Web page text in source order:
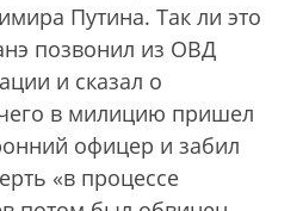
Путина. Так ли это
позвонил из ОВД
и сказал о
в милицию пришел
офицер и забил
«в процессе